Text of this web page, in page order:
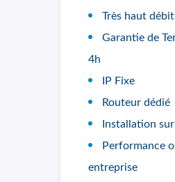
Très haut débit
Garantie de
4h
IP Fixe
Routeur dédié
Installation
Performance
entreprise